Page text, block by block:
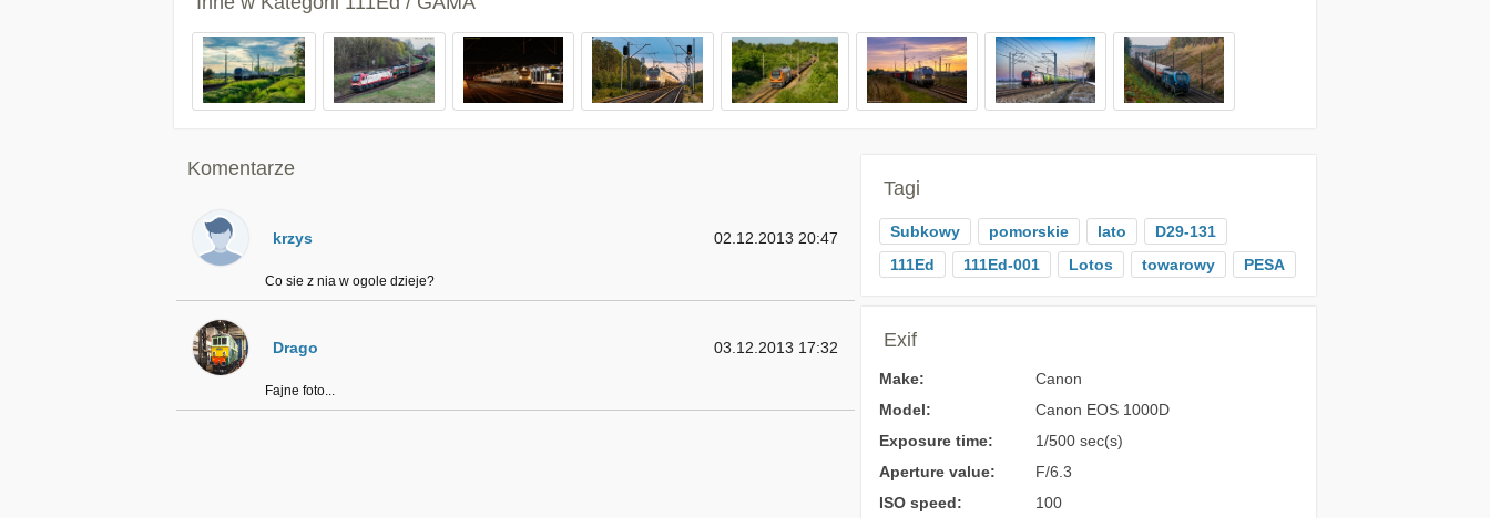
Komentarze
krzys 02.12.2013 20:47
Co sie z nia w ogole dzieje?
Drago 03.12.2013 17:32
Fajne foto...
Tagi
Subkowy pomorskie lato
D29-131
111Ed
111Ed-001 Lotos towarowy PESA
Exif
Make:
Canon
Model:
Canon EOS 1000D
Exposure time:
1/500 sec(s)
Aperture value:
F/6.3
ISO speed:
100